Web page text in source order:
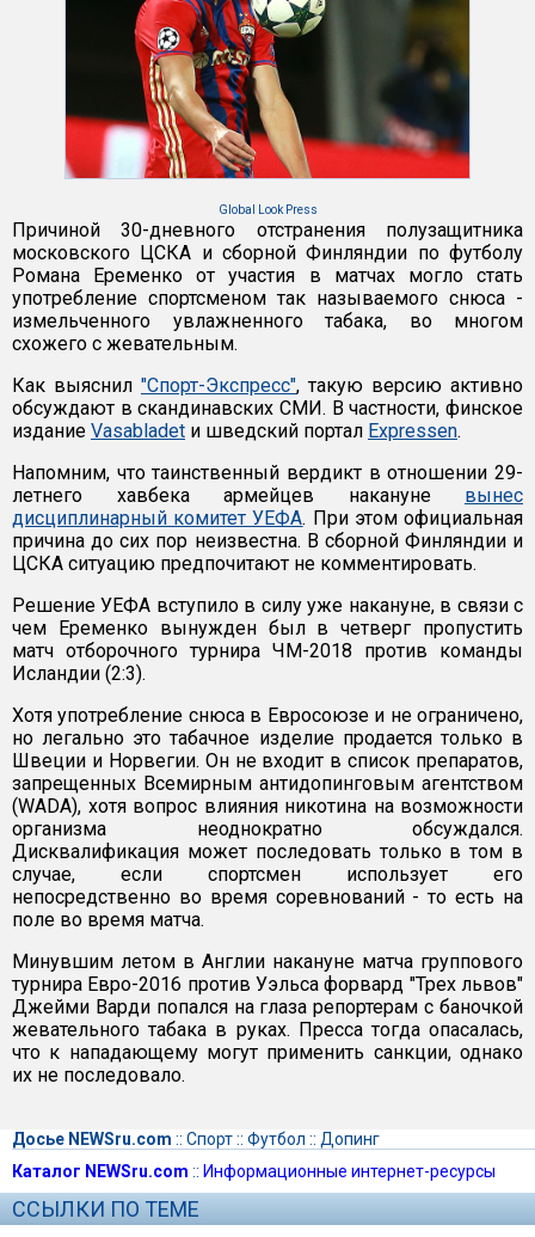
Global Look Press
Причиной 30-дневного отстранения полузащитника
московского ЦСКА и сборной Финляндии по футболу
Романа Еременко от участия в матчах могло стать
употребление спортсменом так называемого снюса -
измельченного увлажненного табака, во многом
схожего с жевательным.
Как выяснил "Спорт-Экспресс", такую версию активно
обсуждают в скандинавских СМИ. В частности, финское
издание Vasabladet и шведский портал Expressen.
Напомним, что таинственный вердикт в отношении 29-
летнего хавбека армейцев накануне вынес
дисциплинарный комитет УЕФА. При этом официальная
причина до сих пор неизвестна. В сборной Финляндии и
ЦСКА ситуацию предпочитают не комментировать.
Решение УЕФА вступило в силу уже накануне, в связи с
чем Еременко вынужден был в четверг пропустить
матч отборочного турнира ЧМ-2018 против команды
Исландии (2:3).
Хотя употребление снюса в Евросоюзе и не ограничено,
но легально это табачное изделие продается только в
Швеции и Норвегии. Он не входит в список препаратов,
запрещенных Всемирным антидопинговым агентством
(WADA), хотя вопрос влияния никотина на возможности
организма неоднократно обсуждался.
Дисквалификация может последовать только в том в
случае, если спортсмен использует его
непосредственно во время соревнований - то есть на
поле во время матча.
Минувшим летом в Англии накануне матча группового
турнира Евро-2016 против Уэльса форвард "Трех львов"
Джейми Варди попался на глаза репортерам с баночкой
жевательного табака в руках. Пресса тогда опасалась,
что к нападающему могут применить санкции, однако
их не последовало.
Досье NEWSru.com :: Спорт:: Футбол :: Допинг
Каталог NEWSru.com :: Информационные интернет-ресурсы
ССЫЛКИ ПО ТЕМЕ